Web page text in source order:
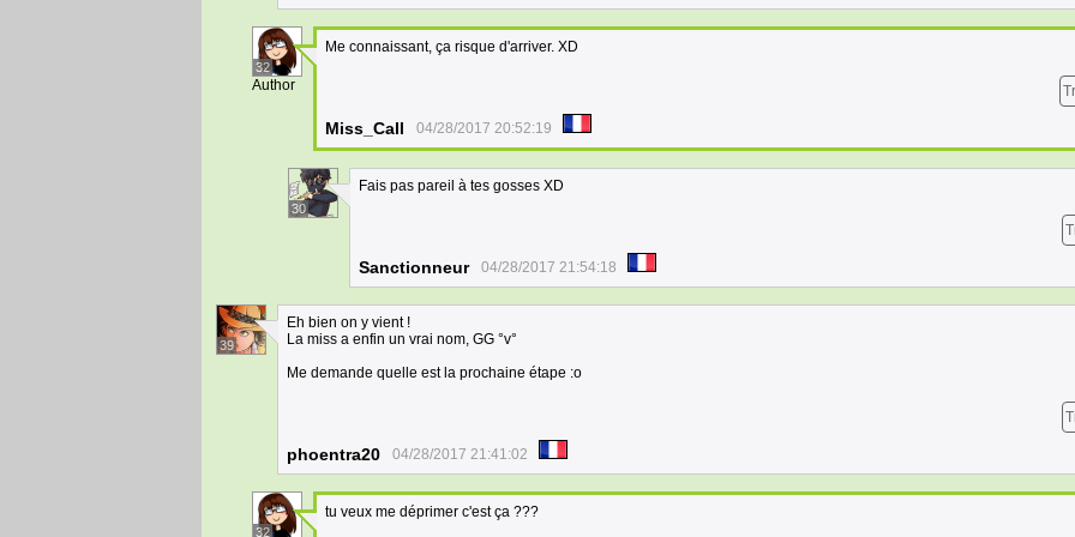
32
Author
Me connaissant, ça risque d'arriver. XD
Miss_Call 04/28/2017 20:52:19
30
Fais pas pareil à tes gosses XD
Sanctionneur 04/28/2017 21:54:18
39
Eh bien on y vient !
La miss a enfin un vrai nom, GG °v°
Me demande quelle est la prochaine étape :o
phoentra20 04/28/2017 21:41:02
32
tu veux me déprimer c'est ça ???